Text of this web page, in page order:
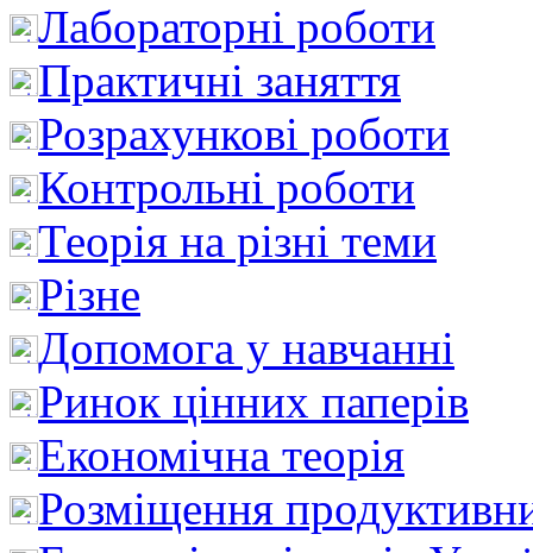
Лабораторні роботи
Практичні заняття
Розрахункові роботи
Контрольні роботи
Теорія на різні теми
Різне
Допомога у навчанні
Ринок цінних паперів
Економічна теорія
Розміщення